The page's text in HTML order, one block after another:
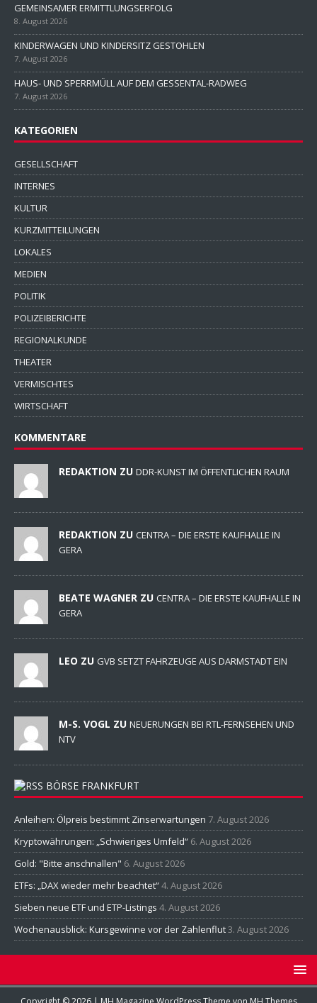
GEMEINSAMER ERMITTLUNGSERFOLG
8. August 2026
KINDERWAGEN UND KINDERSITZ GESTOHLEN
7. August 2026
HAUS- UND SPERRMÜLL AUF DEM GESSENTAL-RADWEG
7. August 2026
KATEGORIEN
GESELLSCHAFT
INTERNES
KULTUR
KURZMITTEILUNGEN
LOKALES
MEDIEN
POLITIK
POLIZEIBERICHTE
REGIONALKUNDE
THEATER
VERMISCHTES
WIRTSCHAFT
KOMMENTARE
REDAKTION ZU DDR-KUNST IM ÖFFENTLICHEN RAUM
REDAKTION ZU CENTRA – DIE ERSTE KAUFHALLE IN
GERA
BEATE WAGNER ZU CENTRA – DIE ERSTE KAUFHALLE IN
GERA
LEO ZU GVB SETZT FAHRZEUGE AUS DARMSTADT EIN
M-S. VOGL ZU NEUERUNGEN BEI RTL-FERNSEHEN UND
NTV
BÖRSE FRANKFURT
Anleihen: Ölpreis bestimmt Zinserwartungen 7. August 2026
Kryptowährungen: „Schwieriges Umfeld“ 6. August 2026
Gold: "Bitte anschnallen" 6. August 2026
ETFs: „DAX wieder mehr beachtet“4. August 2026
Sieben neue ETF und ETP-Listings 4. August 2026
Wochenausblick: Kursgewinne vor der Zahlenflut3. August 2026